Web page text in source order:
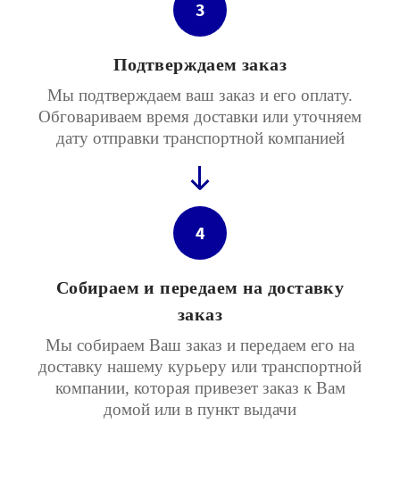
3
Подтверждаем заказ
Мы подтверждаем ваш заказ и его оплату.
Обговариваем время доставки или уточняем
дату отправки транспортной компанией
4
Собираем и передаем на доставку
заказ
Мы собираем Ваш заказ и передаем его на
доставку нашему курьеру или транспортной
компании, которая привезет заказ к Вам
домой или в пункт выдачи